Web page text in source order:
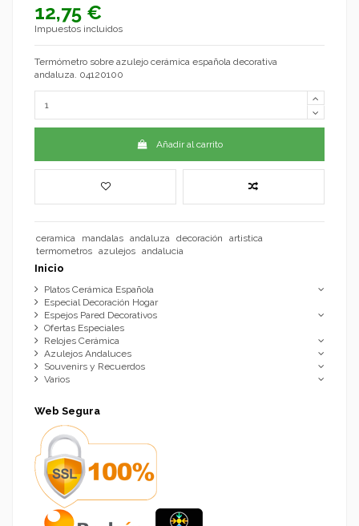
12,75 €
Impuestos incluidos
Termómetro sobre azulejo cerámica española decorativa
andaluza. 04120100
Añadir al carrito
ceramica mandalas andaluza decoración
artistica
termometros azulejos andalucia
Inicio
Platos Cerámica Española
Especial Decoración Hogar
Espejos Pared Decorativos
Ofertas Especiales
Relojes Cerámica
Azulejos Andaluces
Souvenirs y Recuerdos
Varios
Web Segura